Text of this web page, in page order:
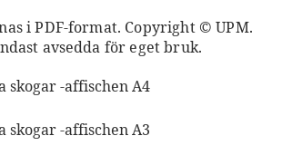
i PDF-format. Copyright © UPM.
avsedda för eget bruk.
skogar -affischen A4
skogar -affischen A3